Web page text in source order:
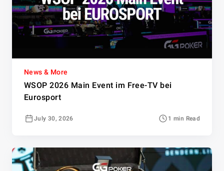
News & More
WSOP 2026 Main Event im Free-TV bei
Eurosport
July 30, 2026 1 min Read